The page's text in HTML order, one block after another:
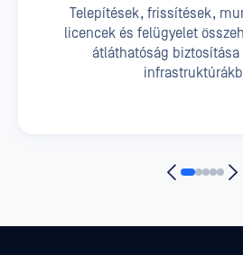
Telepítések, frissítések,
licencek és felügyelet
átláthatóság biztosítása